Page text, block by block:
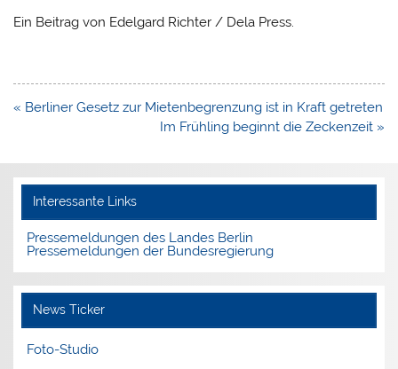
Ein Beitrag von Edelgard Richter / Dela Press.
Beitragsnavigation
« Berliner Gesetz zur Mietenbegrenzung ist in Kraft getreten
Im Frühling beginnt die Zeckenzeit »
Interessante Links
Pressemeldungen des Landes Berlin
Pressemeldungen der Bundesregierung
News Ticker
Foto-Studio